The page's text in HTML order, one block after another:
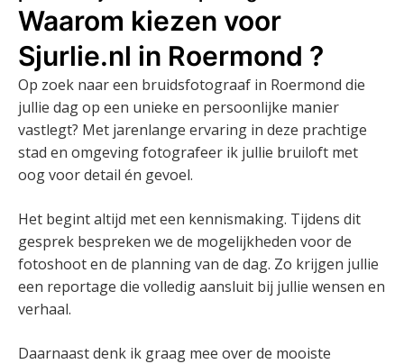
Waarom kiezen voor
Sjurlie.nl in Roermond ?
Op zoek naar een bruidsfotograaf in Roermond die
jullie dag op een unieke en persoonlijke manier
vastlegt? Met jarenlange ervaring in deze prachtige
stad en omgeving fotografeer ik jullie bruiloft met
oog voor detail én gevoel.
Het begint altijd met een kennismaking. Tijdens dit
gesprek bespreken we de mogelijkheden voor de
fotoshoot en de planning van de dag. Zo krijgen jullie
een reportage die volledig aansluit bij jullie wensen en
verhaal.
Daarnaast denk ik graag mee over de mooiste